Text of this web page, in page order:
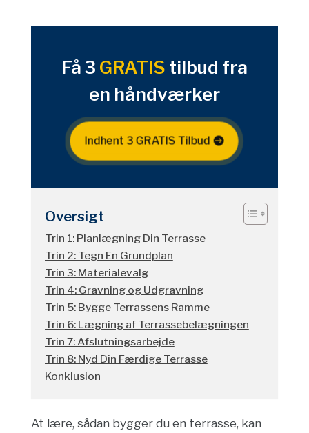
Få 3 GRATIS tilbud fra
en håndværker
Indhent 3 GRATIS Tilbud
Oversigt
Trin 1: Planlægning Din Terrasse
Trin 2: Tegn En Grundplan
Trin 3: Materialevalg
Trin 4: Gravning og Udgravning
Trin 5: Bygge Terrassens Ramme
Trin 6: Lægning af Terrassebelægningen
Trin 7: Afslutningsarbejde
Trin 8: Nyd Din Færdige Terrasse
Konklusion
At lære, sådan bygger du en terrasse, kan